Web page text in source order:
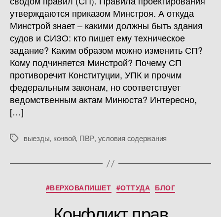
утверждаются приказом Минстроя. А откуда
Минстрой знает – какими должны быть здания
судов и СИЗО: кто пишет ему техническое
задание? Каким образом можно изменить СП?
Кому подчиняется Минстрой? Почему СП
противоречит Конституции, УПК и прочим
федеральным законам, но соответствует
ведомственным актам Минюста? Интересно,
[…]
Меткивыезды, конвой, ПВР, условия содержания
Рубрики
#ВЕРХОВАПИШЕТ #ОТТУДА БЛОГ